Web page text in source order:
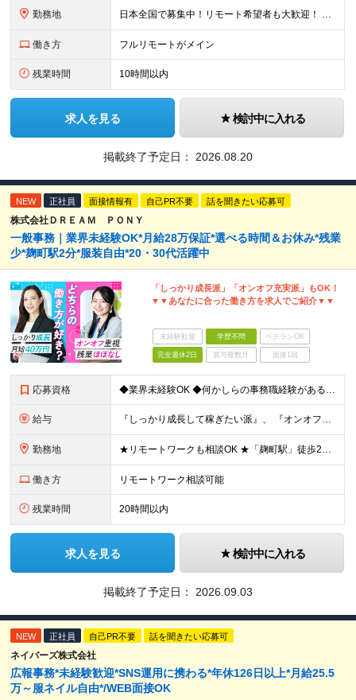
勤務地 日本全国で募集中！リモート希望者も大歓迎！ ※クライアントオフィスへの出勤が必要な場合は、 「東京オフィス」または「首都圏・関西圏」になります ※勤務地の選択はご希望を考慮し、転居を伴う転勤はありま
働き方 フルリモートがメイン
残業時間 10時間以内
求人を見る 検討中に入れる
掲載終了予定日： 2026.08.20
NEW 正社員 面接情報有 自己PR不要 話を聞きたい応募可
株式会社ＤＲＥＡＭ ＰＯＮＹ
一般事務｜業界未経験OK*月給28万保証*選べる時間＆お休み*残業
少*麹町駅2分*服装自由*20・30代活躍中
「しっかり成長派」「オンオフ充実派」もOK！
▼▼あなたに合った働き方を求人でご紹介▼▼
未経験歓迎 学歴不問 ベテランOK
完全週休2日 賞与複数月 面接1回
応募資格 ◆業界未経験OK ◆何かしらの事務職経験がある方(1年以上※業界不問) ◆学歴不問 ◆PCの基本的な入力ができる方（ブラインドタッチができる方） ＼こんな方にオススメ／ ◎新しいことにも前向きにチャ
給与 『しっかり成長して稼ぎたい派』、 『オンオフ充実してバランスよく働きたい派』の それぞれに合わせた働き方ができる！ ▼下記の2パターンから選択可能 ※詳細は面接時にご相談ください！ 【パターン1】
勤務地 ★リモートワークも相談OK ★「麹町駅」徒歩2分／転勤なし 【東京本社】 東京都千代田区麹町4-2-11 2階 (変更の範囲)上記を除く当社関連勤務地
働き方 リモートワーク相談可能
残業時間 20時間以内
求人を見る 検討中に入れる
掲載終了予定日： 2026.09.03
NEW 正社員 自己PR不要 話を聞きたい応募可
ネイバーズ株式会社
広報事務*未経験歓迎*SNS運用に携わる*年休126日以上*月給25.5
万～服ネイル自由*/WEB面接OK